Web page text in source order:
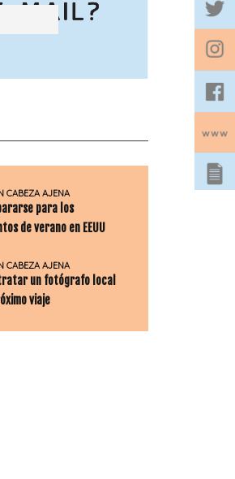
CABEZA AJENA
para los
de verano en EEUU
CABEZA AJENA
un fotógrafo local
viaje